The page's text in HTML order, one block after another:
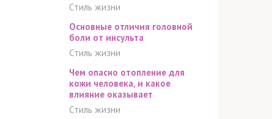
Стиль жизни
Основные отличия головной
боли от инсульта
Стиль жизни
Чем опасно отопление для
кожи человека, и какое
влияние оказывает
Стиль жизни